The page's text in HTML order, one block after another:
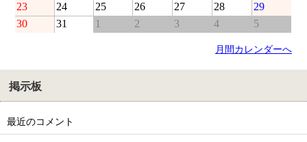
23
24 25 26 27 28
29
30
31 1 2 3 4 5
月間カレンダーへ
掲示板
最近のコメント